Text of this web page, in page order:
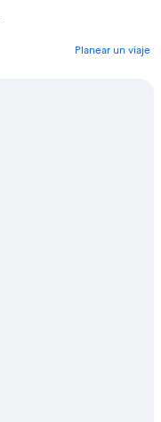
Planear un viaje